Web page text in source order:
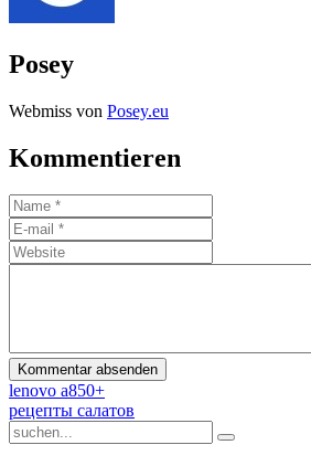
Posey
Webmiss von Posey.eu
Kommentieren
lenovo a850+
рецепты салатов